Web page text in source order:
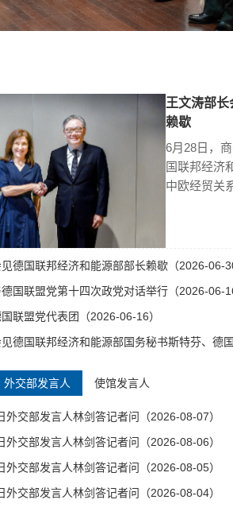
王文涛部
赖歇
6月28日，
国联邦经济
中欧经贸关
德国联邦经济和能源部部长赖歇（2026-06-
国联盟党第十四次政党对话举行（2026-06-
联盟党代表团（2026-06-16）
德国联邦经济和能源部国务秘书斯特芬、德
外交部发言人 使馆发言人
外交部发言人林剑答记者问（2026-08-07）
外交部发言人林剑答记者问（2026-08-06）
外交部发言人林剑答记者问（2026-08-05）
外交部发言人林剑答记者问（2026-08-04）